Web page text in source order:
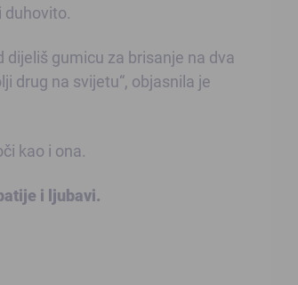
duhovito.
dijeliš gumicu za brisanje na dva
drug na svijetu“, objasnila je
kao i ona.
i ljubavi.